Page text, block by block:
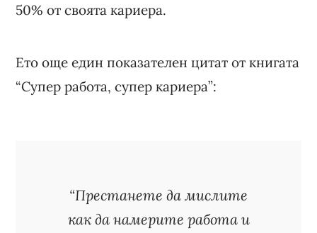
50% от своята кариера.
Ето още един показателен цитат от книгата
“Супер работа, супер кариера”:
“Престанете да мислите
как да намерите работа и